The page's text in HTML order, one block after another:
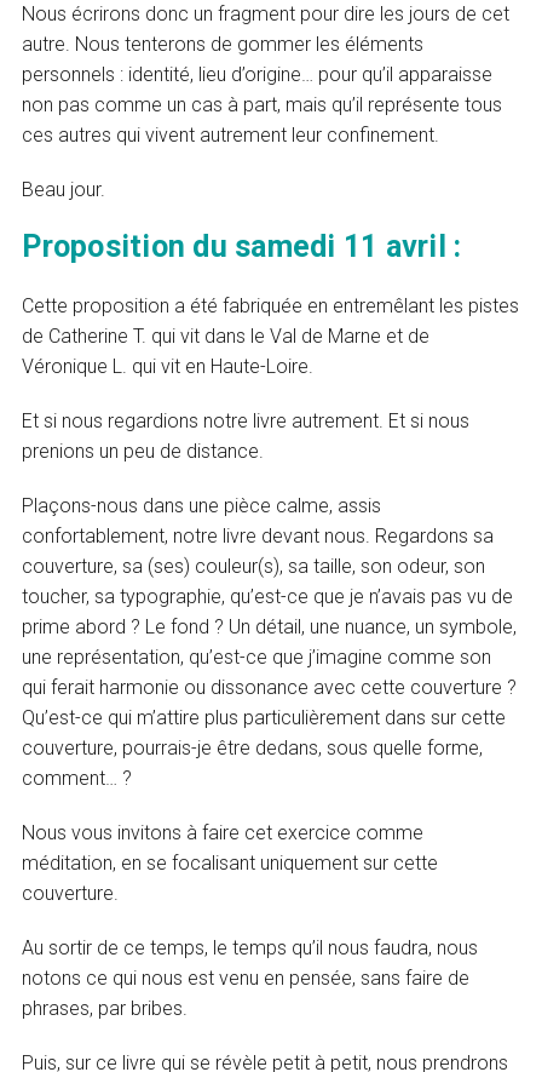
Nous écrirons donc un fragment pour dire les jours de cet
autre. Nous tenterons de gommer les éléments
personnels : identité, lieu d’origine… pour qu’il apparaisse
non pas comme un cas à part, mais qu’il représente tous
ces autres qui vivent autrement leur confinement.
Beau jour.
Proposition du samedi 11 avril :
Cette proposition a été fabriquée en entremêlant les pistes
de Catherine T. qui vit dans le Val de Marne et de
Véronique L. qui vit en Haute-Loire.
Et si nous regardions notre livre autrement. Et si nous
prenions un peu de distance.
Plaçons-nous dans une pièce calme, assis
confortablement, notre livre devant nous. Regardons sa
couverture, sa (ses) couleur(s), sa taille, son odeur, son
toucher, sa typographie, qu’est-ce que je n’avais pas vu de
prime abord ? Le fond ? Un détail, une nuance, un symbole,
une représentation, qu’est-ce que j’imagine comme son
qui ferait harmonie ou dissonance avec cette couverture ?
Qu’est-ce qui m’attire plus particulièrement dans sur cette
couverture, pourrais-je être dedans, sous quelle forme,
comment… ?
Nous vous invitons à faire cet exercice comme
méditation, en se focalisant uniquement sur cette
couverture.
Au sortir de ce temps, le temps qu’il nous faudra, nous
notons ce qui nous est venu en pensée, sans faire de
phrases, par bribes.
Puis, sur ce livre qui se révèle petit à petit, nous prendrons